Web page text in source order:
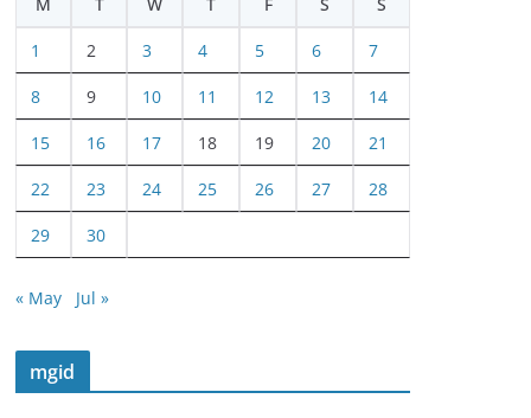
1 2 3 4 5 6 7
8 9 10 11 12 13 14
15 16 17 18 19 20 21
22 23 24 25 26 27 28
29 30
« May Jul »
mgid